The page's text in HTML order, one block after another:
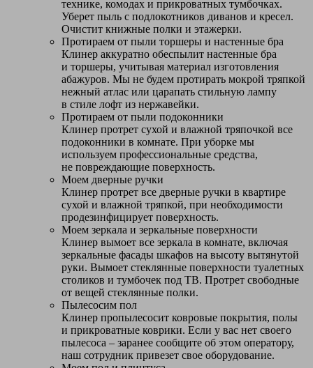
технике, комодах и прикроватных тумбочках.
Уберет пыль с подлокотников диванов и кресел.
Очистит книжные полки и этажерки.
Протираем от пыли торшеры и настенные бра
Клинер аккуратно обеспылит настенные бра
и торшеры, учитывая материал изготовления
абажуров. Мы не будем протирать мокрой тряпкой
нежный атлас или царапать стильную лампу
в стиле лофт из нержавейки.
Протираем от пыли подоконники
Клинер протрет сухой и влажной тряпочкой все
подоконники в комнате. При уборке мы
используем профессиональные средства,
не повреждающие поверхность.
Моем дверные ручки
Клинер протрет все дверные ручки в квартире
сухой и влажной тряпкой, при необходимости
продезинфицирует поверхность.
Моем зеркала и зеркальные поверхности
Клинер вымоет все зеркала в комнате, включая
зеркальные фасады шкафов на высоту вытянутой
руки. Вымоет стеклянные поверхности туалетных
столиков и тумбочек под ТВ. Протрет свободные
от вещей стеклянные полки.
Пылесосим пол
Клинер пропылесосит ковровые покрытия, полы
и прикроватные коврики. Если у вас нет своего
пылесоса – заранее сообщите об этом оператору,
наш сотрудник привезет свое оборудование.